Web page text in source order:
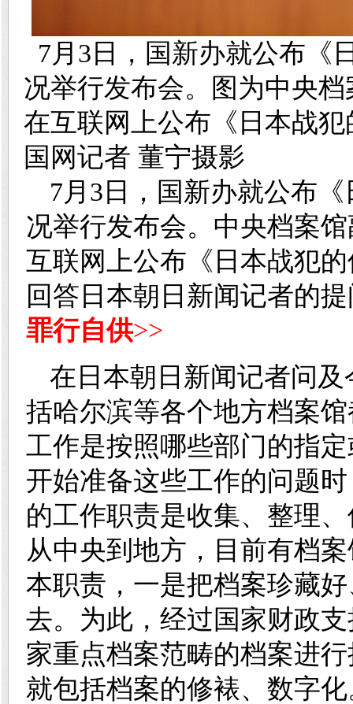
7月3日，国新办就公布《
况举行发布会。图为中央
在互联网上公布《日本战
国网记者 董宁摄影
7月3日，国新办就公布
况举行发布会。中央档案
互联网上公布《日本战犯
回答日本朝日新闻记者的
罪行自供>>
在日本朝日新闻记者问
括哈尔滨等各个地方档案
工作是按照哪些部门的指
开始准备这些工作的问题
的工作职责是收集、整理
从中央到地方，目前有档
本职责，一是把档案珍藏
去。为此，经过国家财政
家重点档案范畴的档案进
就包括档案的修裱、数字